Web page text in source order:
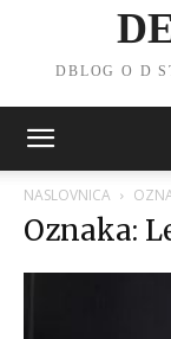
DBLOG O D
NASLOVNICA
Oznaka: